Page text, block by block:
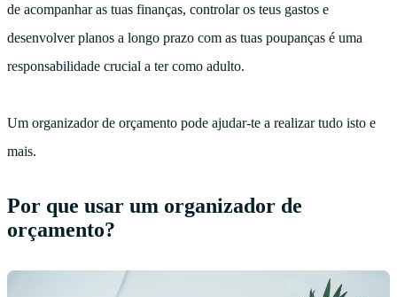
de acompanhar as tuas finanças, controlar os teus gastos e
desenvolver planos a longo prazo com as tuas poupanças é uma
responsabilidade crucial a ter como adulto.
Um organizador de orçamento pode ajudar-te a realizar tudo isto e
mais.
Por que usar um organizador de
orçamento?